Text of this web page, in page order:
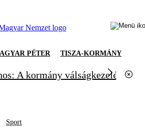
PÉTER TISZA-KORMÁNY
A kormány válságkezelésből
Sport